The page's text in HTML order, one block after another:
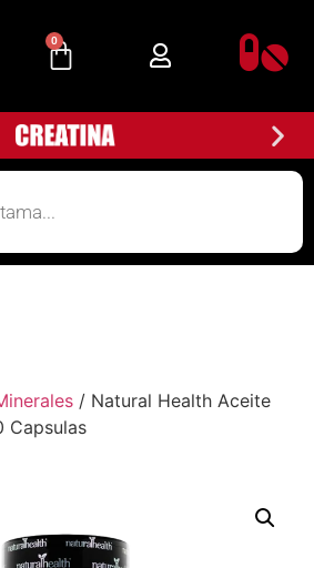
0
/ Natural Health Aceite
Capsulas